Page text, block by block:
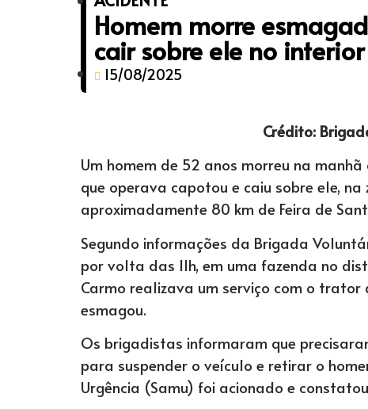
Homem morre
cair sobre ele no
15/08/2025
Crédito:
Um homem de 52 anos morreu na
que operava capotou e caiu sobre ele,
aproximadamente 80 km de Feira de
Segundo informações da Brigada
por volta das 11h, em uma fazenda no
Carmo realizava um serviço com o
esmagou.
Os brigadistas informaram que
para suspender o veículo e retirar o
Urgência (Samu) foi acionado e